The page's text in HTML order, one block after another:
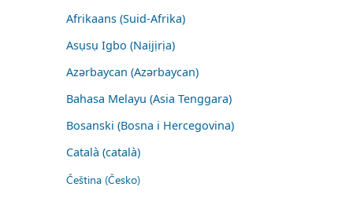
Afrikaans (Suid-Afrika)
Asụsụ Igbo (Naịjịrịa)
Azərbaycan (Azərbaycan)
Bahasa Melayu (Asia Tenggara)
Bosanski (Bosna i Hercegovina)
Català (català)
Čeština (Česko)